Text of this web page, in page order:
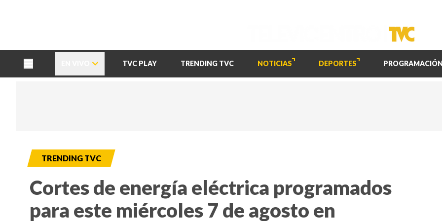
TVC PLAY TRENDING TVC NOTICIAS DEPORTES PROGRAMACIÓN
TRENDING TVC
Cortes de energía eléctrica programados
para este miércoles 7 de agosto en